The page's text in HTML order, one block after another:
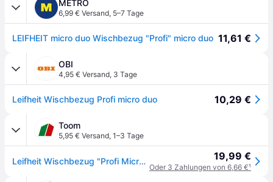
METRO
6,99 € Versand, 5–7 Tage
LEIFHEIT micro duo Wischbezug "Profi" micro duo 11,61 €
OBI
4,95 € Versand, 3 Tage
Leifheit Wischbezug Profi micro duo 10,29 €
Toom
5,95 € Versand, 1–3 Tage
Leifheit Wischbezug "Profi Micro Duo" 42 cm 19,99 €
Oder 3 Zahlungen von 6,66 €¹